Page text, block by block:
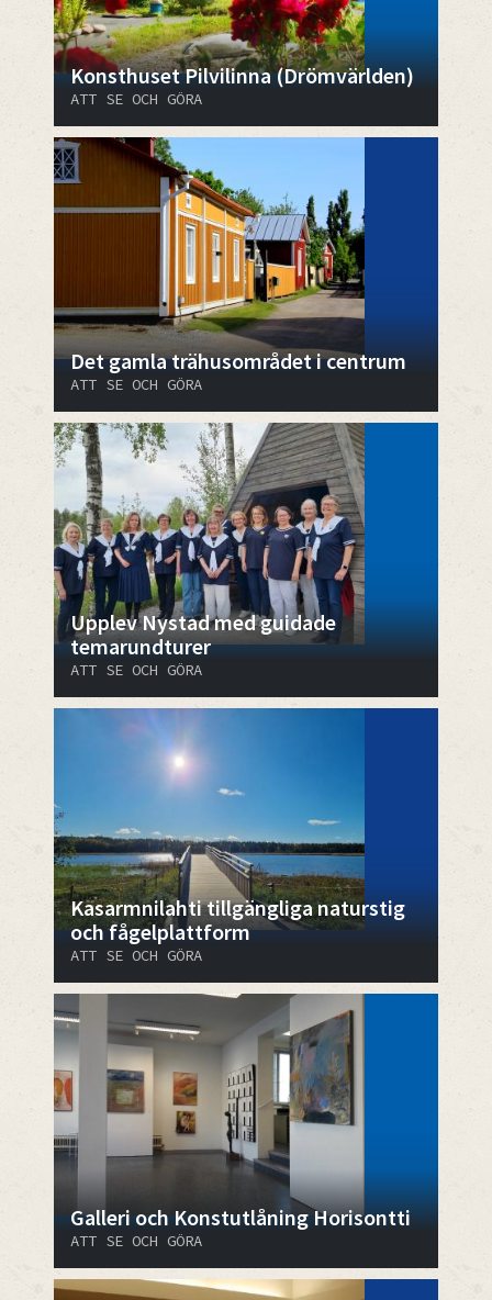
Konsthuset Pilvilinna (Drömvärlden)
ATT SE OCH GÖRA
Det gamla trähusområdet i centrum
ATT SE OCH GÖRA
Upplev Nystad med guidade
temarundturer
ATT SE OCH GÖRA
Kasarmnilahti tillgängliga naturstig
och fågelplattform
ATT SE OCH GÖRA
Galleri och Konstutlåning Horisontti
ATT SE OCH GÖRA